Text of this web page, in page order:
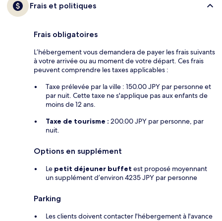
Frais et politiques
Frais obligatoires
L’hébergement vous demandera de payer les frais suivants
à votre arrivée ou au moment de votre départ. Ces frais
peuvent comprendre les taxes applicables :
Taxe prélevée par la ville : 150.00 JPY par personne et
par nuit. Cette taxe ne s'applique pas aux enfants de
moins de 12 ans.
Taxe de tourisme : 200.00 JPY par personne, par
nuit.
Options en supplément
Le petit déjeuner buffet est proposé moyennant
un supplément d’environ 4235 JPY par personne
Parking
Les clients doivent contacter l'hébergement à l'avance